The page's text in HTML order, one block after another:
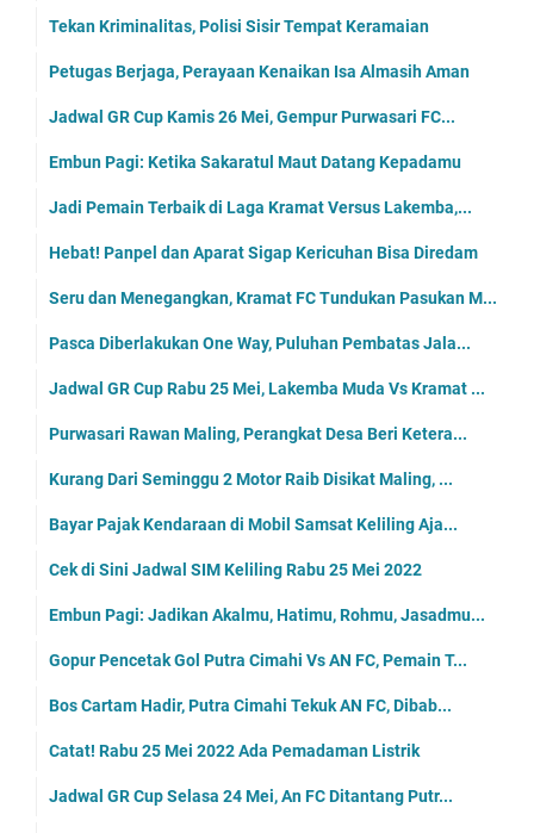
Tekan Kriminalitas, Polisi Sisir Tempat Keramaian
Petugas Berjaga, Perayaan Kenaikan Isa Almasih Aman
Jadwal GR Cup Kamis 26 Mei, Gempur Purwasari FC...
Embun Pagi: Ketika Sakaratul Maut Datang Kepadamu
Jadi Pemain Terbaik di Laga Kramat Versus Lakemba,...
Hebat! Panpel dan Aparat Sigap Kericuhan Bisa Diredam
Seru dan Menegangkan, Kramat FC Tundukan Pasukan M...
Pasca Diberlakukan One Way, Puluhan Pembatas Jala...
Jadwal GR Cup Rabu 25 Mei, Lakemba Muda Vs Kramat ...
Purwasari Rawan Maling, Perangkat Desa Beri Ketera...
Kurang Dari Seminggu 2 Motor Raib Disikat Maling, ...
Bayar Pajak Kendaraan di Mobil Samsat Keliling Aja...
Cek di Sini Jadwal SIM Keliling Rabu 25 Mei 2022
Embun Pagi: Jadikan Akalmu, Hatimu, Rohmu, Jasadmu...
Gopur Pencetak Gol Putra Cimahi Vs AN FC, Pemain T...
Bos Cartam Hadir, Putra Cimahi Tekuk AN FC, Dibab...
Catat! Rabu 25 Mei 2022 Ada Pemadaman Listrik
Jadwal GR Cup Selasa 24 Mei, An FC Ditantang Putr...